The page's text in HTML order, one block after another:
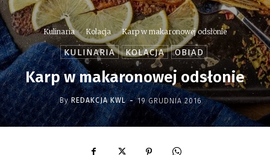
Kulinaria Kolacja Karp w makaronowej odsłonie
KULINARIA KOLACJA OBIAD
Karp w makaronowej odsłonie
By REDAKCJA KWL - 19 GRUDNIA 2016